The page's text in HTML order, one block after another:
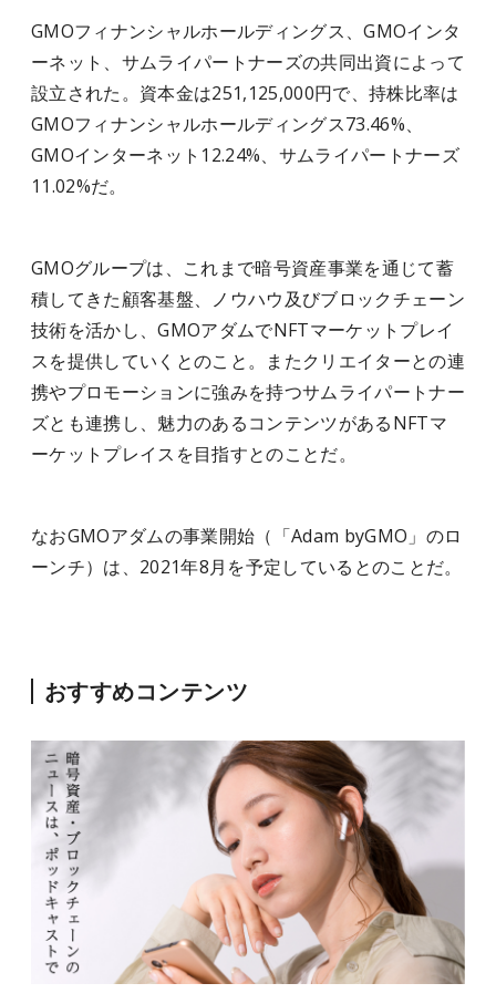
GMOフィナンシャルホールディングス、GMOインタ
ーネット、サムライパートナーズの共同出資によって
設立された。資本金は251,125,000円で、持株比率は
GMOフィナンシャルホールディングス73.46%、
GMOインターネット12.24%、サムライパートナーズ
11.02%だ。
GMOグループは、これまで暗号資産事業を通じて蓄
積してきた顧客基盤、ノウハウ及びブロックチェーン
技術を活かし、GMOアダムでNFTマーケットプレイ
スを提供していくとのこと。またクリエイターとの連
携やプロモーションに強みを持つサムライパートナー
ズとも連携し、魅力のあるコンテンツがあるNFTマ
ーケットプレイスを目指すとのことだ。
なおGMOアダムの事業開始（「Adam byGMO」のロ
ーンチ）は、2021年8月を予定しているとのことだ。
おすすめコンテンツ